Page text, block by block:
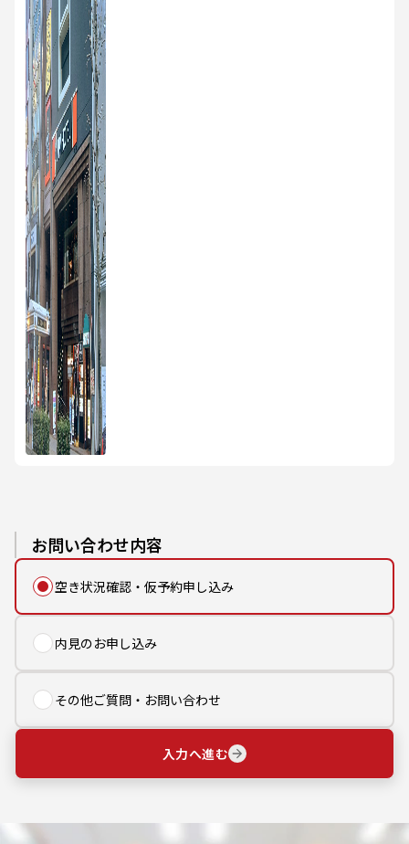
お問い合わせ内容
空き状況確認・仮予約申し込み
内見のお申し込み
その他ご質問・お問い合わせ
入力へ進む